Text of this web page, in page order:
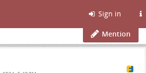
Sign in
Mention